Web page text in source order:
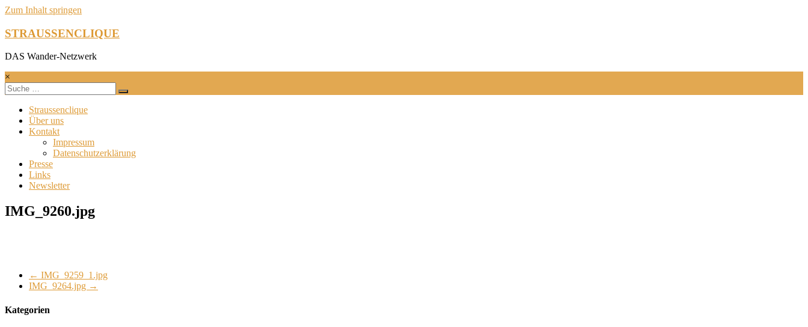
Zum Inhalt springen
STRAUSSENCLIQUE
DAS Wander-Netzwerk
×
Straussenclique
Über uns
Kontakt
Impressum
Datenschutzerklärung
Presse
Links
Newsletter
IMG_9260.jpg
← IMG_9259_1.jpg
IMG_9264.jpg →
Kategorien